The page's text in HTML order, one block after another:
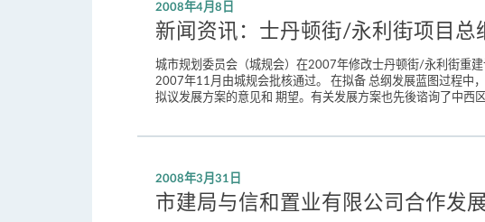
2008年4月8日
新闻资讯：士丹顿街/永利街项目总
城市规划委员会（城规会）在2007年修改士丹顿街/永利街重
2007年11月由城规会批核通过。 在拟备 总纲发展蓝图过程中
拟议发展方案的意见和 期望。有关发展方案也先後谘询了中
2008年3月31日
市建局与信和置业有限公司合作发